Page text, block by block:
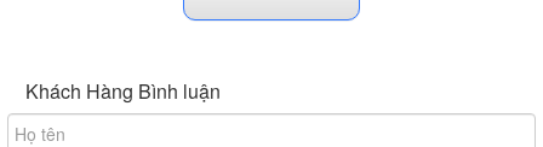
Khách Hàng Bình luận